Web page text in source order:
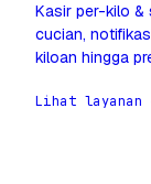
Kasir per-kilo &
cucian,
kiloan hingga
Lihat layanan